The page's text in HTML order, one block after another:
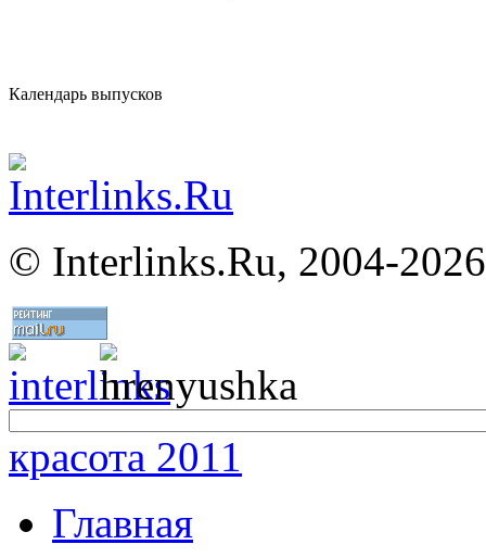
Календарь выпусков
© Interlinks.Ru, 2004-2026
красота 2011
Главная